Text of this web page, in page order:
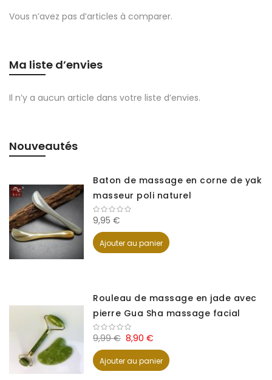
Vous n’avez pas d’articles à comparer.
Ma liste d’envies
Il n’y a aucun article dans votre liste d’envies.
Nouveautés
Baton de massage en corne de yak
masseur poli naturel
9,95 €
Ajouter au panier
Rouleau de massage en jade avec
pierre Gua Sha massage facial
8,90 €
9,99 €
Ajouter au panier